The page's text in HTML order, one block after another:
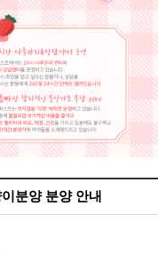
분양 분양 안내